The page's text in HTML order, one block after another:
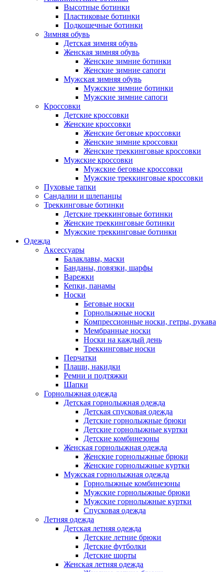
Высотные ботинки
Пластиковые ботинки
Подкошечные ботинки
Зимняя обувь
Детская зимняя обувь
Женская зимняя обувь
Женские зимние ботинки
Женские зимние сапоги
Мужская зимняя обувь
Мужские зимние ботинки
Мужские зимние сапоги
Кроссовки
Детские кроссовки
Женские кроссовки
Женские беговые кроссовки
Женские зимние кроссовки
Женские треккинговые кроссовки
Мужские кроссовки
Мужские беговые кроссовки
Мужские треккинговые кроссовки
Пуховые тапки
Сандалии и шлепанцы
Треккинговые ботинки
Детские треккинговые ботинки
Женские треккинговые ботинки
Мужские треккинговые ботинки
Одежда
Аксессуары
Балаклавы, маски
Банданы, повязки, шарфы
Варежки
Кепки, панамы
Носки
Беговые носки
Горнолыжные носки
Компрессионные носки, гетры, рукава
Мембранные носки
Носки на каждый день
Треккинговые носки
Перчатки
Плащи, накидки
Ремни и подтяжки
Шапки
Горнолыжная одежда
Детская горнолыжная одежда
Детская спусковая одежда
Детские горнолыжные брюки
Детские горнолыжные куртки
Детские комбинезоны
Женская горнолыжная одежда
Женские горнолыжные брюки
Женские горнолыжные куртки
Мужская горнолыжная одежда
Горнолыжные комбинезоны
Мужские горнолыжные брюки
Мужские горнолыжные куртки
Спусковая одежда
Летняя одежда
Детская летняя одежда
Детские летние брюки
Детские футболки
Детские шорты
Женская летняя одежда